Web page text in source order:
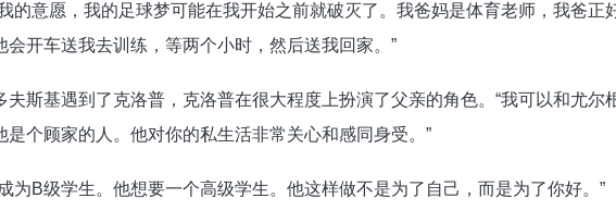
的意愿，我的足球梦可能在我开始之前就破灭了。我爸妈是体育老师，我爸正
开车送我去训练，等两个小时，然后送我回家。”
斯基遇到了克洛普，克洛普在很大程度上扮演了父亲的角色。“我可以和尤尔
个顾家的人。他对你的私生活非常关心和感同身受。”
为B级学生。他想要一个高级学生。他这样做不是为了自己，而是为了你好。”